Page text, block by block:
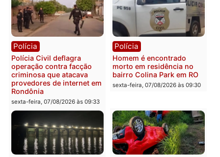
Polícia
Polícia Federal apreende
400 quilos de drogas e
prende motorista em RO
sexta-feira, 07/08/2026 às 09:40
Polícia
Casal é preso pela PRF
com mais de 72 quilos
mercúrio escondidos em
estepe em Porto Velho
sexta-feira, 07/08/2026 às
Polícia Polícia